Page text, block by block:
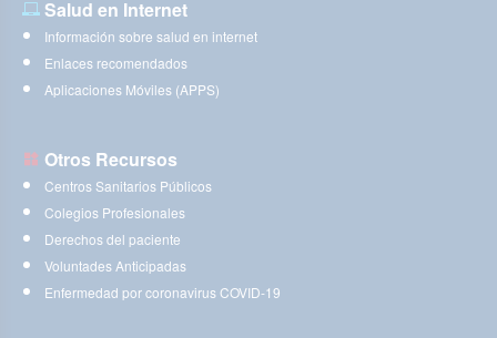
Salud en Internet
Información sobre salud en internet
Enlaces recomendados
Aplicaciones Móviles (APPS)
Otros Recursos
Centros Sanitarios Públicos
Colegios Profesionales
Derechos del paciente
Voluntades Anticipadas
Enfermedad por coronavirus COVID-19